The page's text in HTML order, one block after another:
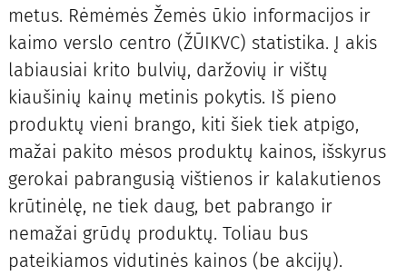
metus. Rėmėmės Žemės ūkio informacijos ir
kaimo verslo centro (ŽŪIKVC) statistika. Į akis
labiausiai krito bulvių, daržovių ir vištų
kiaušinių kainų metinis pokytis. Iš pieno
produktų vieni brango, kiti šiek tiek atpigo,
mažai pakito mėsos produktų kainos, išskyrus
gerokai pabrangusią vištienos ir kalakutienos
krūtinėlę, ne tiek daug, bet pabrango ir
nemažai grūdų produktų. Toliau bus
pateikiamos vidutinės kainos (be akcijų).